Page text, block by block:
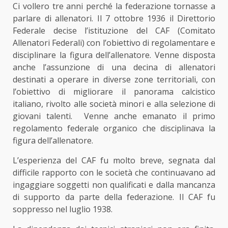
Ci vollero tre anni perché la federazione tornasse a
parlare di allenatori. Il 7 ottobre 1936 il Direttorio
Federale decise l’istituzione del CAF (Comitato
Allenatori Federali) con l’obiettivo di regolamentare e
disciplinare la figura dell’allenatore. Venne disposta
anche l’assunzione di una decina di allenatori
destinati a operare in diverse zone territoriali, con
l’obiettivo di migliorare il panorama calcistico
italiano, rivolto alle società minori e alla selezione di
giovani talenti. Venne anche emanato il primo
regolamento federale organico che disciplinava la
figura dell’allenatore.
L’esperienza del CAF fu molto breve, segnata dal
difficile rapporto con le società che continuavano ad
ingaggiare soggetti non qualificati e dalla mancanza
di supporto da parte della federazione. Il CAF fu
soppresso nel luglio 1938.